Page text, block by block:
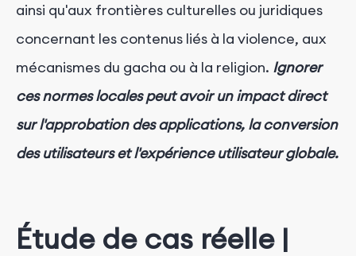
ainsi qu'aux frontières culturelles ou juridiques
concernant les contenus liés à la violence, aux
mécanismes du gacha ou à la religion. Ignorer
ces normes locales peut avoir un impact direct
sur l'approbation des applications, la conversion
des utilisateurs et l'expérience utilisateur globale.
Étude de cas réelle |